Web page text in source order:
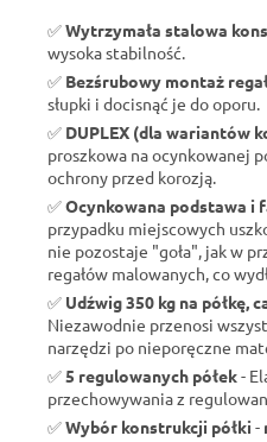
✅Wytrzymała stalowa
wysoka stabilność.
✅ Bezśrubowy montaż
słupki i docisnąć je do oporu.
✅ DUPLEX (dla wariantów
proszkowa na ocynkowanej
ochrony przed korozją.
✅Ocynkowana podstawa i
przypadku miejscowych
nie pozostaje "goła", jak w
regałów malowanych, co
✅ Udźwig 350 kg na półkę,
Niezawodnie przenosi
narzędzi po nieporęczne
✅ 5 regulowanych półek-
przechowywania z
✅Wybór konstrukcji półki -